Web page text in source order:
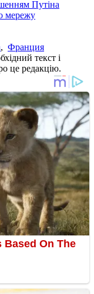
Путіна
мережу
, Франция
текст і
це редакцію.